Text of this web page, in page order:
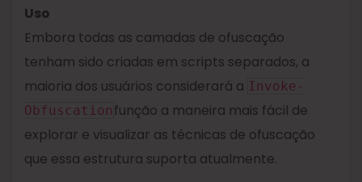
Uso
Embora todas as camadas de ofuscação
tenham sido criadas em scripts separados, a
maioria dos usuários considerará a Invoke-
Obfuscation função a maneira mais fácil de
explorar e visualizar as técnicas de ofuscação
que essa estrutura suporta atualmente.